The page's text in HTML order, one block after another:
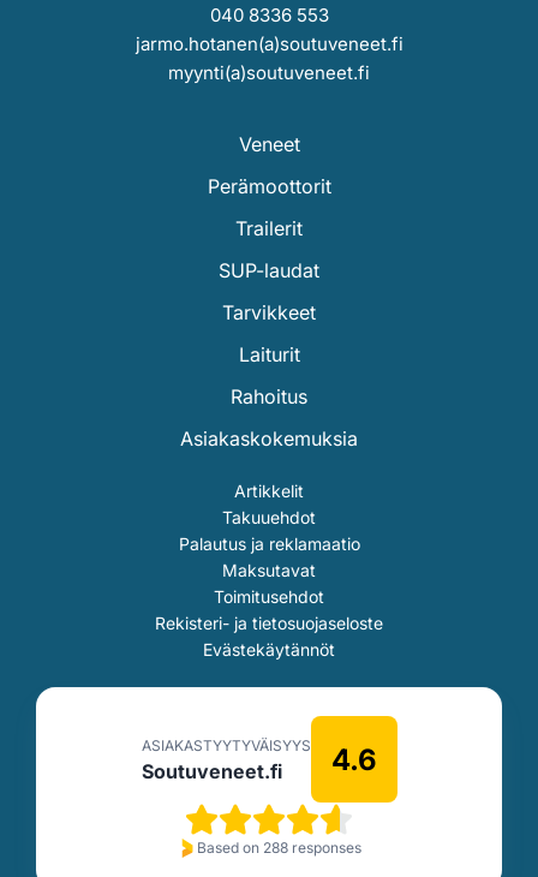
040 8336 553
jarmo.hotanen(a)soutuveneet.fi
myynti(a)soutuveneet.fi
Veneet
Perämoottorit
Trailerit
SUP-laudat
Tarvikkeet
Laiturit
Rahoitus
Asiakaskokemuksia
Artikkelit
Takuuehdot
Palautus ja reklamaatio
Maksutavat
Toimitusehdot
Rekisteri- ja tietosuojaseloste
Evästekäytännöt
ASIAKASTYYTYVÄISYYS
Soutuveneet.fi 4.6
Based on 288 responses